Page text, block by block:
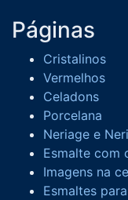
Páginas
Cristalinos
Vermelhos
Celadons
Porcelana
Neriage e
Esmalte com
Imagens na
Esmaltes